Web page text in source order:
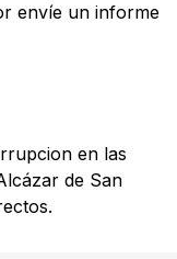
envíe un informe
en las
de San